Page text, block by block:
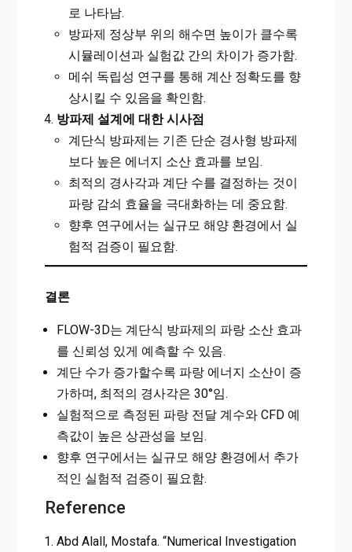
로 나타남.
방파제 정상부 위의 해수면 높이가 클수록
시뮬레이션과 실험값 간의 차이가 증가함.
메쉬 독립성 연구를 통해 계산 정확도를 향
상시킬 수 있음을 확인함.
방파제 설계에 대한 시사점
계단식 방파제는 기존 단순 경사형 방파제
보다 높은 에너지 소산 효과를 보임.
최적의 경사각과 계단 수를 결정하는 것이
파랑 감쇠 효율을 극대화하는 데 중요함.
향후 연구에서는 실규모 해양 환경에서 실
험적 검증이 필요함.
결론
FLOW-3D는 계단식 방파제의 파랑 소산 효과
를 신뢰성 있게 예측할 수 있음.
계단 수가 증가할수록 파랑 에너지 소산이 증
가하며, 최적의 경사각은 30°임.
실험적으로 측정된 파랑 전달 계수와 CFD 예
측값이 높은 상관성을 보임.
향후 연구에서는 실규모 해양 환경에서 추가
적인 실험적 검증이 필요함.
Reference
Abd Alall, Mostafa. “Numerical Investigation